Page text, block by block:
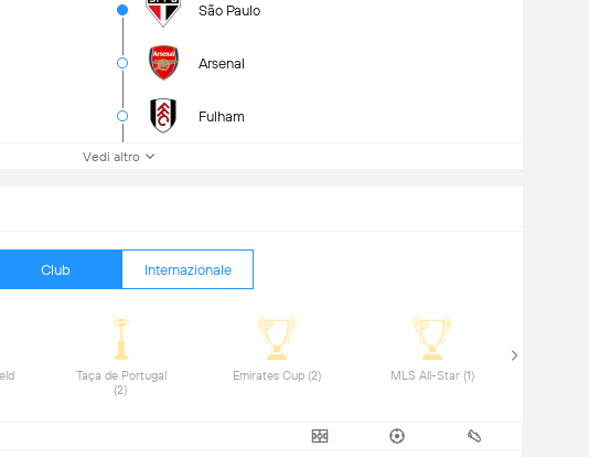
São Paulo
Arsenal
Fulham
Vedi altro
Club Internazionale
Taça de Portugal
(2)
Emirates Cup (2) MLS All-Star (1)